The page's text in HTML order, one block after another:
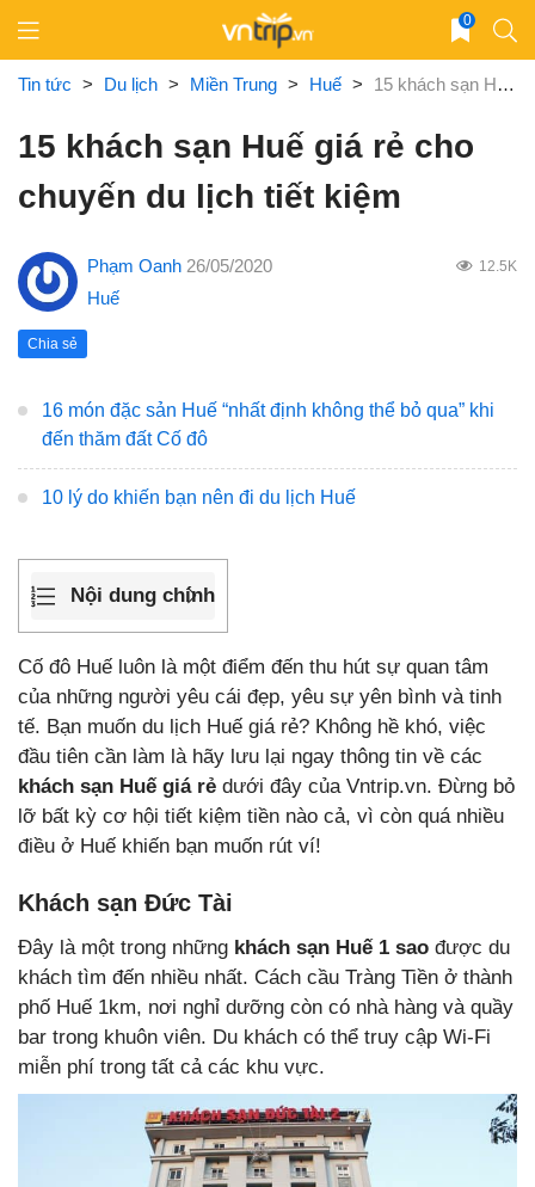
content
0
Tin tức > Du lịch > Miền Trung > Huế > 15 khách sạn Huế giá rẻ cho chuyến du lịch tiết kiệm
15 khách sạn Huế giá rẻ cho
chuyến du lịch tiết kiệm
Phạm Oanh 26/05/2020 12.5K
Huế
Chia sẻ
16 món đặc sản Huế “nhất định không thể bỏ qua” khi
đến thăm đất Cố đô
10 lý do khiến bạn nên đi du lịch Huế
Nội dung chính
Cố đô Huế luôn là một điểm đến thu hút sự quan tâm
của những người yêu cái đẹp, yêu sự yên bình và tinh
tế. Bạn muốn du lịch Huế giá rẻ? Không hề khó, việc
đầu tiên cần làm là hãy lưu lại ngay thông tin về các
khách sạn Huế giá rẻ dưới đây của Vntrip.vn. Đừng bỏ
lỡ bất kỳ cơ hội tiết kiệm tiền nào cả, vì còn quá nhiều
điều ở Huế khiến bạn muốn rút ví!
Khách sạn Đức Tài
Đây là một trong những khách sạn Huế 1 sao được du
khách tìm đến nhiều nhất. Cách cầu Tràng Tiền ở thành
phố Huế 1km, nơi nghỉ dưỡng còn có nhà hàng và quầy
bar trong khuôn viên. Du khách có thể truy cập Wi-Fi
miễn phí trong tất cả các khu vực.